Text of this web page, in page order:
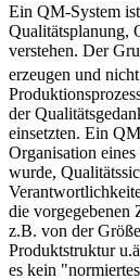
Ein QM-System
Qualitätsplanung,
verstehen. Der
erzeugen und
der
einsetzten. Ein
Organisation
wurde,
die vorgegebenen
z.B. von der
Produktstruktur
es kein